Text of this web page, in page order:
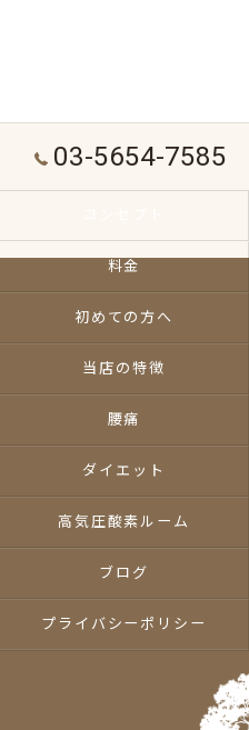
03-5654-7585
料金
初めての方へ
当店の特徴
腰痛
ダイエット
高気圧酸素ルーム
ブログ
プライバシーポリシー